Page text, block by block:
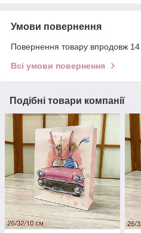
Умови повернення
Повернення товару впродовж 14
Всі умови повернення
Подібні товари компанії